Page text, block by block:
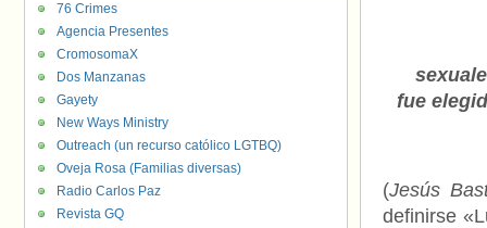
fue
(Jesús
definirse
76 Crimes
Agencia Presentes
CromosomaX
Dos Manzanas
Gayety
New Ways Ministry
Outreach (un recurso católico LGTBQ)
Oveja Rosa (Familias diversas)
Radio Carlos Paz
Revista GQ